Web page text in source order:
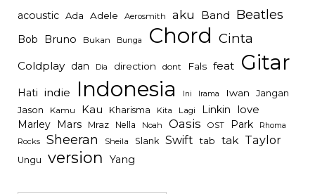
acoustic Ada Adele Aerosmith aku Band Beatles
Bob Bruno Bukan Bunga Chord Cinta
Coldplay dan Dia direction dont Fals feat Gitar
Hati indie Indonesia Ini Irama Iwan Jangan
Jason Kamu Kau Kharisma Kita Lagi Linkin love
Marley Mars Mraz Nella Noah Oasis OST Park Rhoma
Rocks Sheeran Sheila Slank Swift tab tak Taylor
Ungu version Yang